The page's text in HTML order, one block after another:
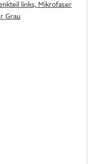
links, Mikrofaser
Grau